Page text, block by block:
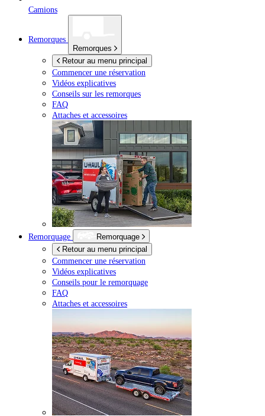
Camions
Remorques
Remorques
Retour au menu principal
Commencer une réservation
Vidéos explicatives
Conseils sur les remorques
FAQ
Attaches et accessoires
Remorquage
Remorquage
Retour au menu principal
Commencer une réservation
Vidéos explicatives
Conseils pour le remorquage
FAQ
Attaches et accessoires